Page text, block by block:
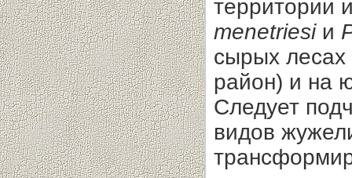
территории
menetriesiи
сырых лесах
район) и на
Следует
видов